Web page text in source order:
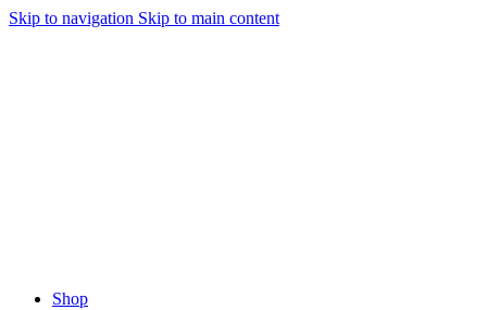
Skip to navigation Skip to main content
Shop